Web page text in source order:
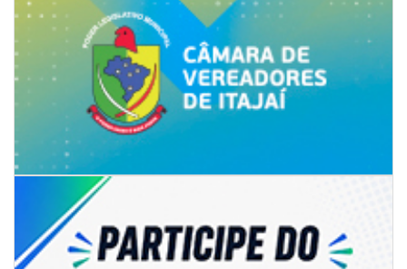
05/08/2026 | 14:41
Voz do litoral em Brasília: Joab da Pesca foca campanha na infraestrutura
e defesa dos pescadores da AMFRI
ITAPEMA